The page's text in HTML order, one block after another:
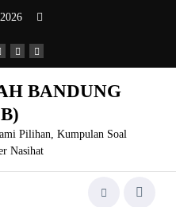
BANDUNG
Pilihan, Kumpulan Soal
Nasihat